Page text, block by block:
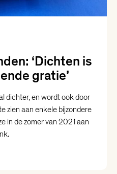
‘Dichten is
gratie’
dichter, en wordt ook door
zien aan enkele bijzondere
in de zomer van 2021 aan